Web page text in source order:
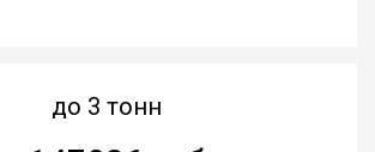
до 3 тонн